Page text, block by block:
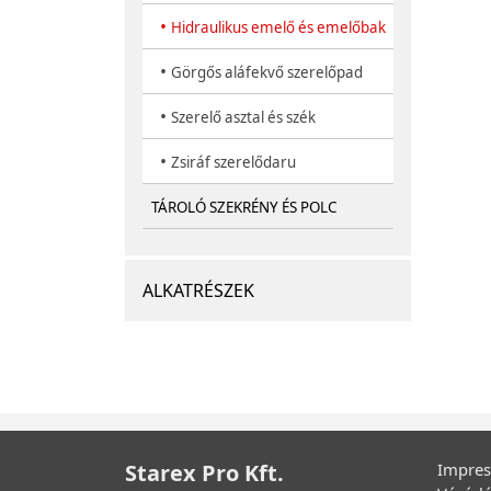
• Hidraulikus emelő és emelőbak
• Görgős aláfekvő szerelőpad
• Szerelő asztal és szék
• Zsiráf szerelődaru
TÁROLÓ SZEKRÉNY ÉS POLC
ALKATRÉSZEK
Starex Pro Kft.